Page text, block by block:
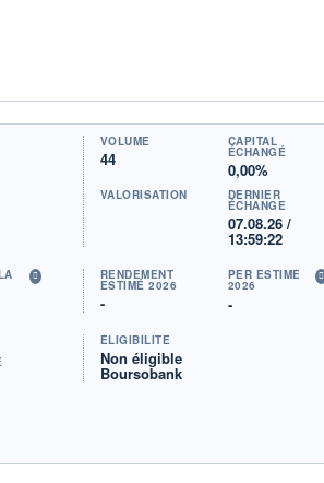
VOLUME
44
CAPITAL
ÉCHANGÉ
0,00%
VALORISATION DERNIER
ÉCHANGE
07.08.26 /
13:59:22
RENDEMENT
ESTIMÉ 2026
-
PER ESTIMÉ
2026
-
ÉLIGIBILITÉ
Non éligible
Boursobank